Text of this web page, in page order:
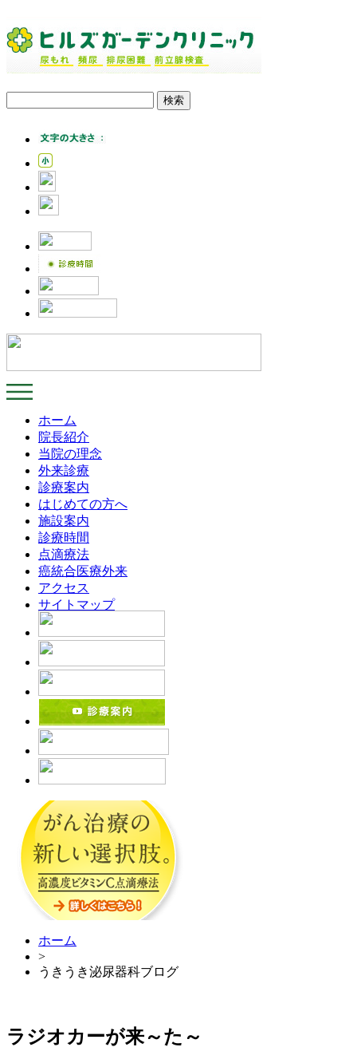
ホーム
院長紹介
当院の理念
外来診療
診療案内
はじめての方へ
施設案内
診療時間
点滴療法
癌統合医療外来
アクセス
サイトマップ
ホーム
>
うきうき泌尿器科ブログ
ラジオカーが来～た～